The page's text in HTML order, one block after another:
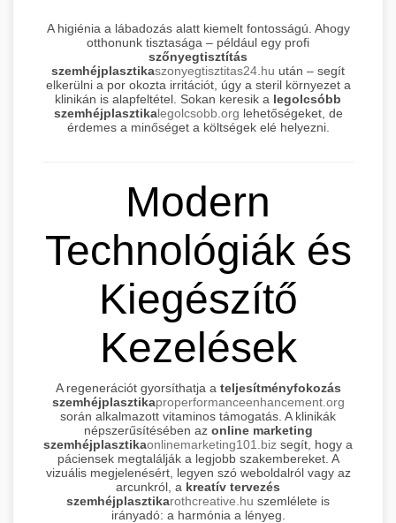
A higiénia a lábadozás alatt kiemelt fontosságú. Ahogy
otthonunk tisztasága – például egy profi
szőnyegtisztítás
szemhéjplasztikaszonyegtisztitas24.hu után – segít
elkerülni a por okozta irritációt, úgy a steril környezet a
klinikán is alapfeltétel. Sokan keresik a legolcsóbb
szemhéjplasztikalegolcsobb.org lehetőségeket, de
érdemes a minőséget a költségek elé helyezni.
Modern
Technológiák és
Kiegészítő
Kezelések
A regenerációt gyorsíthatja a teljesítményfokozás
szemhéjplasztikaproperformanceenhancement.org
során alkalmazott vitaminos támogatás. A klinikák
népszerűsítésében az online marketing
szemhéjplasztikaonlinemarketing101.biz segít, hogy a
páciensek megtalálják a legjobb szakembereket. A
vizuális megjelenésért, legyen szó weboldalról vagy az
arcunkról, a kreatív tervezés
szemhéjplasztikarothcreative.hu szemlélete is
irányadó: a harmónia a lényeg.